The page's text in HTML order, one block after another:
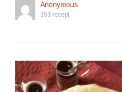
Anonymous
393 recept